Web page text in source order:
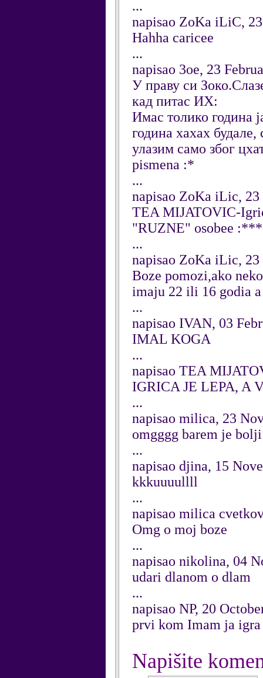
...
napisao ZoKa iLiC,
Hahha caricee
...
napisao 3oe, 23
У праву си
кад питас ИХ:
Имас толико година
година хахах
улазим само због
pismena :*
...
napisao ZoKa iLic, 23
TEA MIJATOVIC-
"RUZNE" osobee
...
napisao ZoKa iLic, 23
Boze pomozi,ako
imaju 22 ili 16 godia
...
napisao IVAN, 03
IMAL KOGA
...
napisao TEA
IGRICA JE LEPA, A
...
napisao milica, 23
omgggg barem je
...
napisao djina, 15
kkkuuuullll
...
napisao milica
Omg o moj boze
...
napisao nikolina, 04
udari dlanom o dlam
...
napisao NP, 20
prvi kom Imam ja igra
Napišite